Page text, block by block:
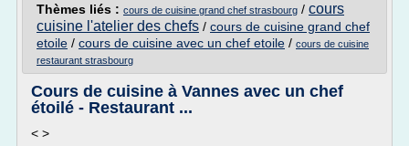
Thèmes liés : cours de cuisine grand chef strasbourg / cours
cuisine l'atelier des chefs / cours de cuisine grand chef
etoile / cours de cuisine avec un chef etoile / cours de cuisine
restaurant strasbourg
Cours de cuisine à Vannes avec un chef
étoilé - Restaurant ...
< >